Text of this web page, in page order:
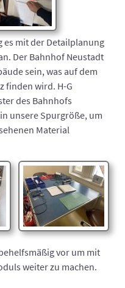
es mit der Detailplanung
Der Bahnhof Neustadt
sein, was auf dem
finden wird. H-G
des Bahnhofs
unsere Spurgröße, um
Material
vor um mit
weiter zu machen.